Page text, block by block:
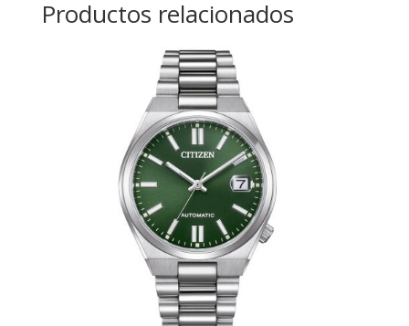
Productos relacionados